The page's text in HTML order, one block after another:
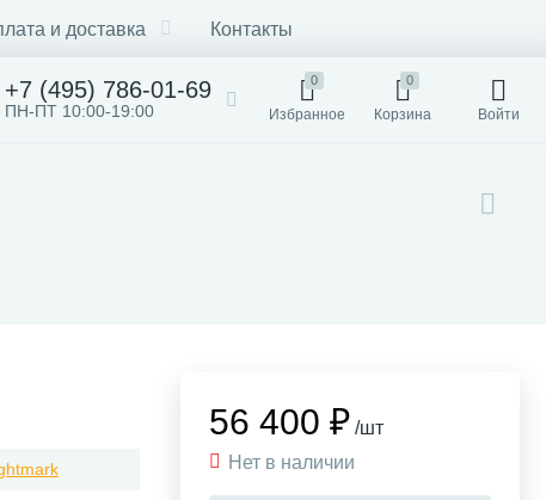
и доставка Контакты
+7 (495) 786-01-69
ПН-ПТ 10:00-19:00
0
Избранное
0
Корзина Войти
56 400 ₽ /шт
Нет в наличии